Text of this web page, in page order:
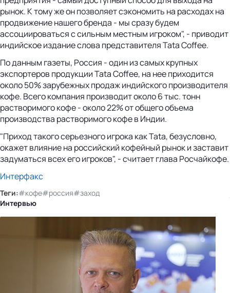
рынок. К тому же он позволяет сэкономить на расходах на
продвижение нашего бренда - мы сразу будем
ассоциироваться с сильным местным игроком", - приводит
индийское издание слова представителя Tata Coffee.
По данным газеты, Россия - один из самых крупных
экспортеров продукции Tata Coffee, на нее приходится
около 50% зарубежных продаж индийского производителя
кофе. Всего компания производит около 6 тыс. тонн
растворимого кофе - около 22% от общего объема
производства растворимого кофе в Индии.
"Приход такого серьезного игрока как Tata, безусловно,
окажет влияние на российский кофейный рынок и заставит
задуматься всех его игроков", - считает глава Росчайкофе.
Интерфакс
Теги:#кофе#россия#заход
Интервью